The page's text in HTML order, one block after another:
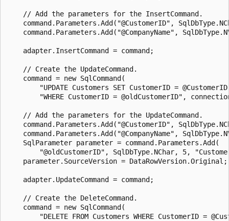
    // Add the parameters for the InsertCommand.
command.Parameters.Add("@CustomerID",
command.Parameters.Add("@CompanyName",
    adapter.InsertCommand = command;
    // Create the UpdateCommand.
    command = new SqlCommand(
"UPDATE Customers SET CustomerID =
"WHERE CustomerID = @oldCustomerID",
    // Add the parameters for the UpdateCommand.
command.Parameters.Add("@CustomerID",
command.Parameters.Add("@CompanyName",
    SqlParameter parameter = command.Parameters.Add(
"@oldCustomerID", SqlDbType.NChar, 5,
    parameter.SourceVersion = DataRowVersion.Original;
    adapter.UpdateCommand = command;
    // Create the DeleteCommand.
    command = new SqlCommand(
"DELETE FROM Customers WHERE CustomerID =